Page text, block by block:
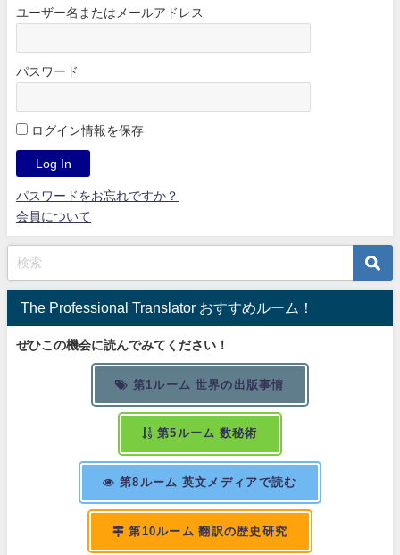
ユーザー名またはメールアドレス
パスワード
ログイン情報を保存
パスワードをお忘れですか？
会員について
The Professional Translator おすすめルーム！
ぜひこの機会に読んでみてください！
第1ルーム 世界の出版事情
第5ルーム 数秘術
第8ルーム 英文メディアで読む
第10ルーム 翻訳の歴史研究